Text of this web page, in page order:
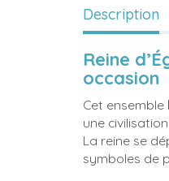
Description
Reine
occasion
Cet ensemble
une
La reine se
symboles de